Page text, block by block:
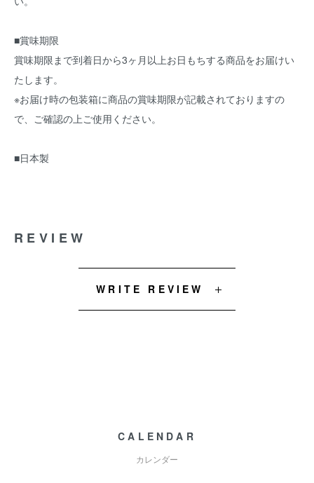
■賞味期限
賞味期限まで到着日から3ヶ月以上お日もちする商品をお届けい
たします。
※お届け時の包装箱に商品の賞味期限が記載されておりますの
で、ご確認の上ご使用ください。
■日本製
REVIEW
WRITE REVIEW
CALENDAR
カレンダー